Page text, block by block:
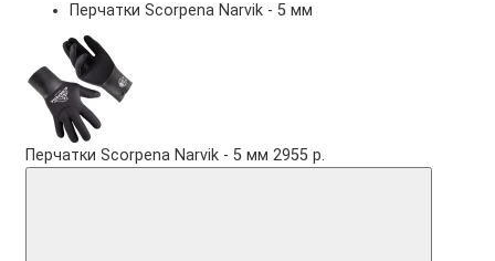
Перчатки Scorpena Narvik - 5 мм
Перчатки Scorpena Narvik - 5 мм 2955 р.